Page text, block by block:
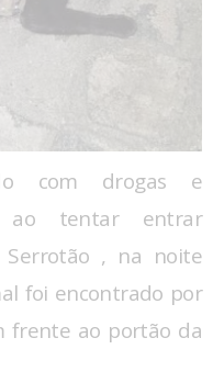
com drogas e
ao tentar entrar
Serrotão , na noite
foi encontrado por
frente ao portão da